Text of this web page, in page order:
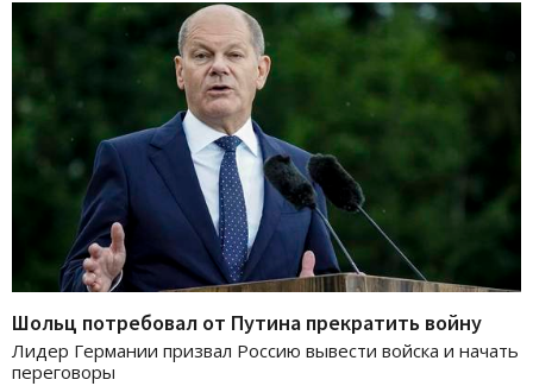
Шольц потребовал от Путина прекратить войну
Лидер Германии призвал Россию вывести войска и начать
переговоры